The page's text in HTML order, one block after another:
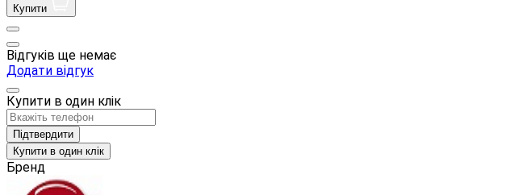
Купити
Відгуків ще немає
Додати відгук
Купити в один клік
Підтвердити
Купити в один клік
Бренд